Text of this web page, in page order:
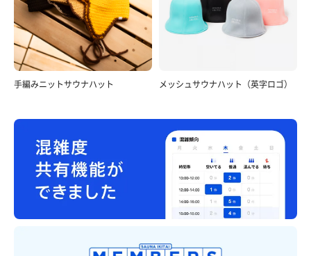
手編みニットサウナハット メッシュサウナハット（英字ロゴ）